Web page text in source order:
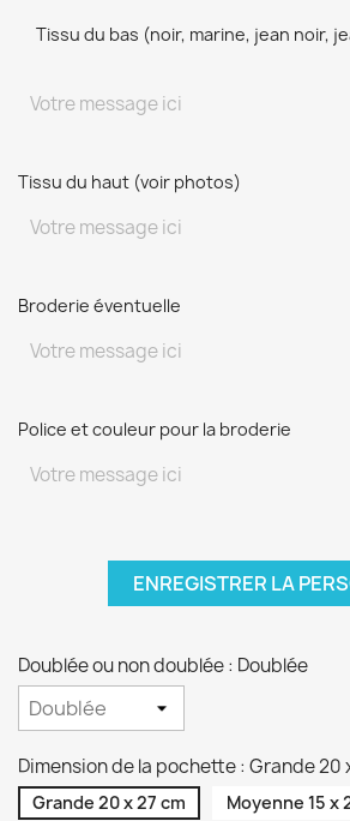
Tissu du bas (noir, marine, jean noir,
Tissu du haut (voir photos)
Broderie éventuelle
Police et couleur pour la broderie
ENREGISTRER LA
Doublée ou non doublée : Doublée
Dimension de la pochette : Grande 20
Grande 20 x 27 cm Moyenne 15 x